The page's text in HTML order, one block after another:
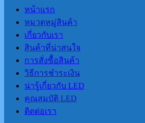
หน้าแรก
หมวดหมู่สินค้า
เกี่ยวกับเรา
สินค้าที่น่าสนใจ
การสั่งซื้อสินค้า
วิธีการชำระเงิน
น่ารู้เกี่ยวกับ LED
คุณสมบัติ LED
ติดต่อเรา